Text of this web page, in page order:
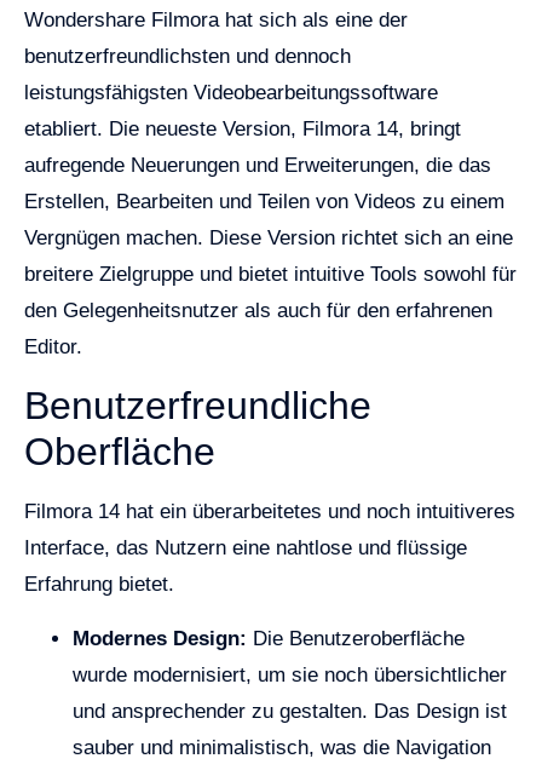
Wondershare Filmora hat sich als eine der
benutzerfreundlichsten und dennoch
leistungsfähigsten Videobearbeitungssoftware
etabliert. Die neueste Version, Filmora 14, bringt
aufregende Neuerungen und Erweiterungen, die das
Erstellen, Bearbeiten und Teilen von Videos zu einem
Vergnügen machen. Diese Version richtet sich an eine
breitere Zielgruppe und bietet intuitive Tools sowohl für
den Gelegenheitsnutzer als auch für den erfahrenen
Editor.
Benutzerfreundliche
Oberfläche
Filmora 14 hat ein überarbeitetes und noch intuitiveres
Interface, das Nutzern eine nahtlose und flüssige
Erfahrung bietet.
Modernes Design: Die Benutzeroberfläche
wurde modernisiert, um sie noch übersichtlicher
und ansprechender zu gestalten. Das Design ist
sauber und minimalistisch, was die Navigation